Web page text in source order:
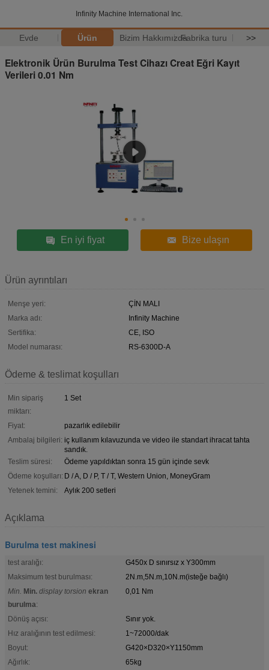
Infinity Machine International Inc.
Evde Ürün Bizim HakkımızdaFabrika turu >>
Elektronik Ürün Burulma Test Cihazı Creat Eğri Kayıt
Verileri 0.01 Nm
En iyi fiyat Bize ulaşın
Ürün ayrıntıları
Menşe yeri:
ÇİN MALI
Marka adı:
Infinity Machine
Sertifika:
CE, ISO
Model numarası:
RS-6300D-A
Ödeme & teslimat koşulları
Min sipariş
miktarı:
1 Set
Fiyat:
pazarlık edilebilir
Ambalaj bilgileri: iç kullanım kılavuzunda ve video ile standart ihracat tahta
sandık.
Teslim süresi:
Ödeme yapıldıktan sonra 15 gün içinde sevk
Ödeme koşulları: D / A, D / P, T / T, Western Union, MoneyGram
Yetenek temini:
Aylık 200 setleri
Açıklama
Burulma test makinesi
test aralığı:
G450x D sınırsız x Y300mm
Maksimum test burulması:
2N.m,5N.m,10N.m(isteğe bağlı)
Min. Min. display torsion ekran
burulma:
0,01 Nm
Dönüş açısı:
Sınır yok.
Hız aralığının test edilmesi:
1~72000/dak
Boyut:
G420×D320×Y1150mm
Ağırlık:
65kg